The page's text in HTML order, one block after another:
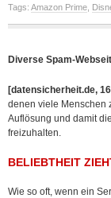
Tags: Amazon Prime
Diverse Spam-
[datensicherheit.de,
denen viele Menschen
Auflösung und damit die
freizuhalten.
BELIEBTHEIT
Wie so oft, wenn ein